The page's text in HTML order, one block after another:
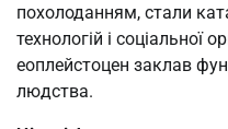
похолоданням, стали
технологій і соціальної
еоплейстоцен заклав
людства.